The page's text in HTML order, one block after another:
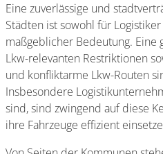
Eine zuverlässige und
Städten ist sowohl für
maßgeblicher Bedeutung.
Lkw-relevanten Restriktionen
und konfliktarme Lkw-Routen
Insbesondere
sind, sind zwingend auf diese
ihre Fahrzeuge effizient